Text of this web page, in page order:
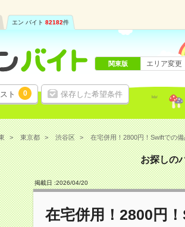
エン バイト 82182件
ト 0 保存した希望条件
関東版 エリア変更
東京都 渋谷区 在宅併用！2800円！Swiftでの
お探しの
掲載日 :2026/04/20
在宅併用！2800円